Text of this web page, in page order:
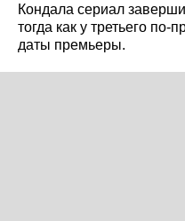
Кондала сериал
тогда как у третьего
даты премьеры.